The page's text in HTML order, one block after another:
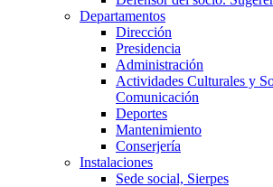
Departamentos
Dirección
Presidencia
Administración
Actividades Culturales y
Comunicación
Deportes
Mantenimiento
Conserjería
Instalaciones
Sede social, Sierpes